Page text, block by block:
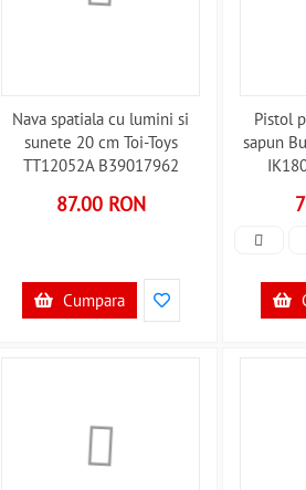
Nava spatiala cu lumini si
sunete 20 cm Toi-Toys
TT12052A B39017962
87.00 RON
Cumpara
Pistol
sapun